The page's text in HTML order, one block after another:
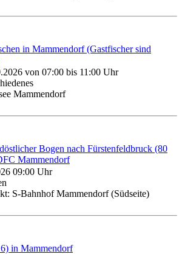
in Mammendorf (Gastfischer sind
von 07:00 bis 11:00 Uhr
Mammendorf
Bogen nach Fürstenfeldbruck (80
Mammendorf
09:00 Uhr
S-Bahnhof Mammendorf (Südseite)
in Mammendorf